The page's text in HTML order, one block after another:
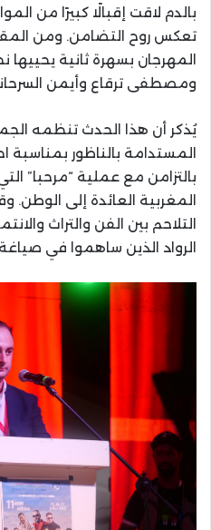
بالدم لاقت إقبالًا كبيرًا من
تعكس روح التضامن. ومن
المهرجان بسهرة ثانية يحييها
ومصطفى ترقاع وأيمن
يُذكر أن هذا الحدث تنظمه
المستدامة بالناظور بمناسبة
بالتزامن مع عملية “مرحبا”
المغربية العائدة إلى
التلاحم بين الفن والتراث
الرواد الذين ساهموا في